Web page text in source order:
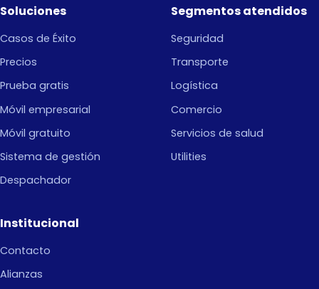
Soluciones
Casos de Éxito
Precios
Prueba gratis
Móvil empresarial
Móvil gratuito
Sistema de gestión
Despachador
Segmentos atendidos
Seguridad
Transporte
Logística
Comercio
Servicios de salud
Utilities
Institucional
Contacto
Alianzas